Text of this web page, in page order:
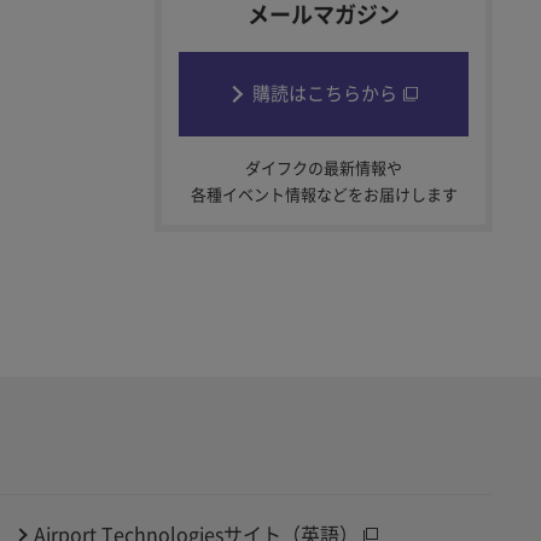
メールマガジン
購読はこちらから
ダイフクの最新情報や
各種イベント情報などをお届けします
Airport Technologiesサイト（英語）